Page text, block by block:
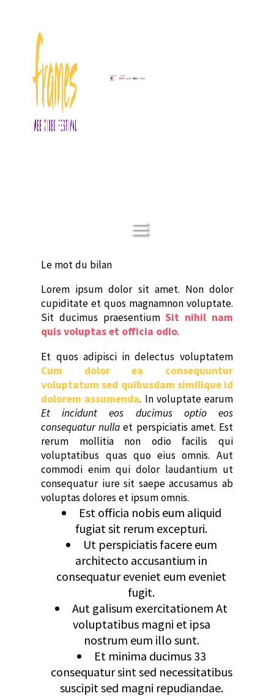
a
Le mot du bilan
Lorem ipsum dolor sit amet. Non dolor
cupiditate et quos magnamnon voluptate.
Sit ducimus praesentiumSit nihil nam
quis voluptas et officia odio.
Et quos adipisci in delectus voluptatem
Cum dolor ea consequuntur
voluptatum sed quibusdam similique id
dolorem assumenda. In voluptate earum
Et incidunt eos ducimus optio eos
consequatur nulla et perspiciatis amet. Est
rerum mollitia non odio facilis qui
voluptatibus quas quo eius omnis. Aut
commodi enim qui dolor laudantium ut
consequatur iure sit saepe accusamus ab
voluptas dolores et ipsum omnis.
Est officia nobis eum aliquid
fugiat sit rerum excepturi.
Ut perspiciatis facere eum
architecto accusantium in
consequatur eveniet eum eveniet
fugit.
Aut galisum exercitationem At
voluptatibus magni et ipsa
nostrum eum illo sunt.
Et minima ducimus 33
consequatur sint sed necessitatibus
suscipit sed magni repudiandae.